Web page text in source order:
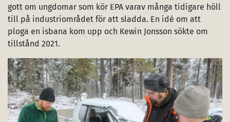
gott om ungdomar som kör EPA varav många tidigare höll
till på industriområdet för att sladda. En idé om att
ploga en isbana kom upp och Kewin Jonsson sökte om
tillstånd 2021.